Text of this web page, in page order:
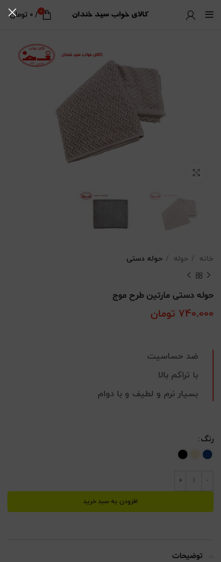
0
/
0 تومان
خانه حوله حوله دستی
حوله دستی مارتین طرح موج
740.000 تومان
ضد حساسیت
با تراکم بالا
بسیار نرم و لطیف و با دوام
رنگ
افزودن به سبد خرید
توضیحات